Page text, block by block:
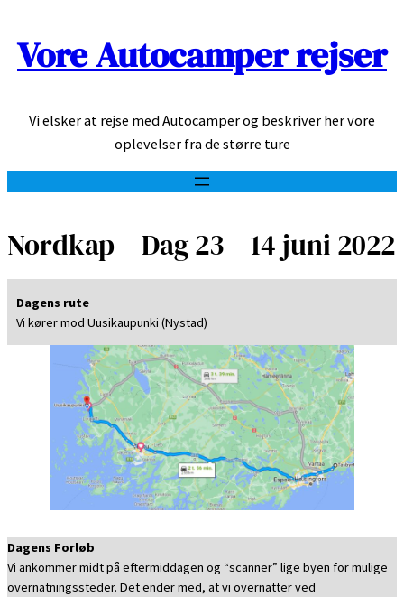
Spring
Vore Autocamper rejser
Vi elsker at rejse med Autocamper og beskriver her vore
oplevelser fra de større ture
Nordkap – Dag 23 – 14 juni 2022
Dagens rute
Vi kører mod Uusikaupunki (Nystad)
Dagens Forløb
Vi ankommer midt på eftermiddagen og “scanner” lige byen for mulige
overnatningssteder. Det ender med, at vi overnatter ved